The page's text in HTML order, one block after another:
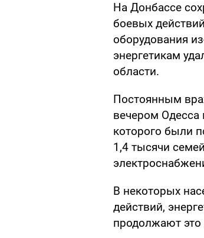
На Донбассе
боевых
оборудования
энергетикам
области.
Постоянным
вечером Одесса
которого были
1,4 тысячи
В некоторых
действий,
продолжают это